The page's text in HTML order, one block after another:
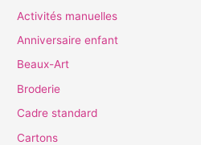
Activités manuelles
Anniversaire enfant
Beaux-Art
Broderie
Cadre standard
Cartons